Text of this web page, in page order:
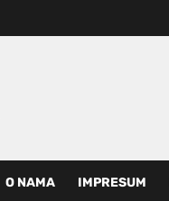
O NAMA IMPRESUM